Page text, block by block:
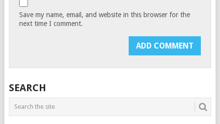
Save my name, email, and website in this browser for the
next time I comment.
SEARCH